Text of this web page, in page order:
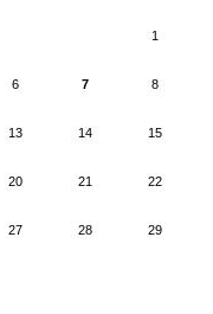
1
6 7 8
13 14 15
20 21 22
27 28 29